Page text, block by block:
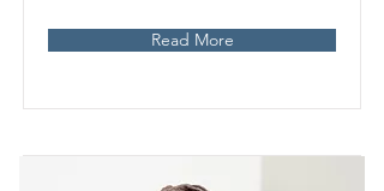
Read More